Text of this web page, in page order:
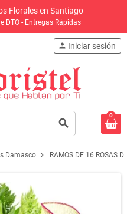
Florales en Santiago
DTO - Entregas Rápidas
search
person Iniciar sesión
0
Damasco chevron_right RAMOS DE 16 ROSAS